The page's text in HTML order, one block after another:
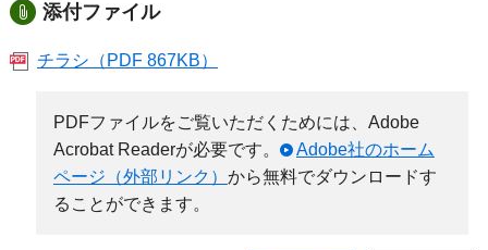
添付ファイル
チラシ（PDF 867KB）
PDFファイルをご覧いただくためには、Adobe
Acrobat Readerが必要です。
Adobe社のホーム
ページ（外部リンク） から無料でダウンロードす
ることができます。